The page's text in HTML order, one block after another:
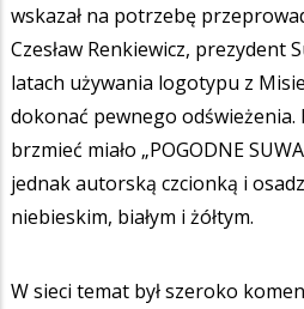
wskazał na potrzebę
Czesław Renkiewicz, prezydent
latach używania logotypu z
dokonać pewnego odświeżenia.
brzmieć miało „POGODNE
jednak autorską czcionką i
niebieskim, białym i żółtym.
W sieci temat był szeroko